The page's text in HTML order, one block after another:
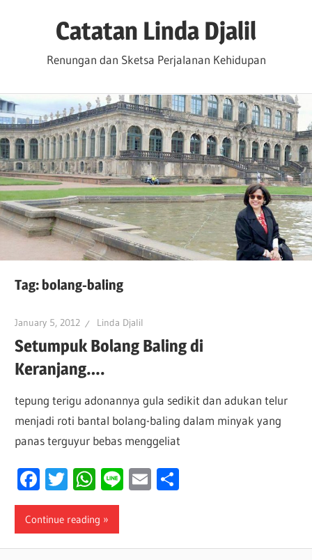
Catatan Linda Djalil
Renungan dan Sketsa Perjalanan Kehidupan
Tag: bolang-baling
January 5, 2012 Linda Djalil
Setumpuk Bolang Baling di
Keranjang….
tepung terigu adonannya gula sedikit dan adukan telur
menjadi roti bantal bolang-baling dalam minyak yang
panas terguyur bebas menggeliat
Facebook
Twitter
WhatsApp
LineEmail
Continue reading